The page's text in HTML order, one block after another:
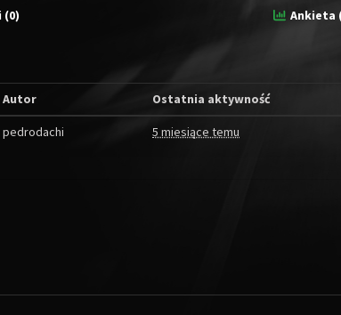
(0) Ankieta
Autor Ostatnia aktywność
pedrodachi 5 miesiące temu